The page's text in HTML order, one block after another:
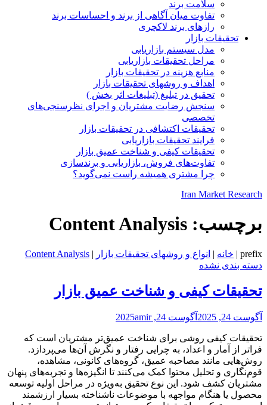
سلامت برند
تفاوت میان آگاهی از برند و احساسات برند
رازهای برند لاکچری
تحقیقات بازار
مدل سیستم بازاریابی
مراحل تحقیقات بازاریابی
منابع هزینه در تحقیقات بازار
اهداف و روشهای تحقیقات بازار
تحقیق در تبلیغ (تبلیغات اثر بخش )
سنجش رضایت مشتریان و اجرای نظرسنجی‌های
تخصصی
تحقیقات اکتشافی در تحقیقات بازار
فرایند تحقیقات بازاریابی
تحقیقات کیفی و شناخت عمیق بازار
تفاوت‌های فروش، بازاریابی و برندسازی
چرا مشتری همیشه راست نمی‌گوید؟
Iran Market Research
برچسب: Content Analysis
prefix
| خانه | انواع و روشهای تحقیقات بازار |
Content Analysis
دسته بندی نشده
تحقیقات کیفی و شناخت عمیق بازار
آگوست 24, 2025 آگوست 24, 2025 amir
تحقیقات کیفی روشی برای شناخت عمیق‌تر مشتریان است که
فراتر از آمار و اعداد، به چرایی رفتار و نگرش آن‌ها می‌پردازد.
روش‌هایی مانند مصاحبه عمیق، گروه‌های کانونی، مشاهده،
قوم‌نگاری و تحلیل محتوا کمک می‌کنند تا انگیزه‌ها و تجربه‌های پنهان
مشتریان کشف شود. این نوع تحقیق به‌ویژه در مراحل اولیه توسعه
محصول یا هنگام مواجهه با موضوعات ناشناخته بسیار ارزشمند